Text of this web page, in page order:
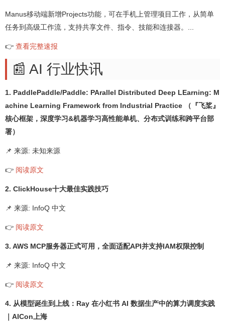
Manus移动端新增Projects功能，可在手机上管理项目工作，从简单
任务到高级工作流，支持共享文件、指令、技能和连接器。...
👉 查看完整速报
📰 AI 行业快讯
1. PaddlePaddle/Paddle: PArallel Distributed Deep LEarning: M
achine Learning Framework from Industrial Practice （『飞桨』
核心框架，深度学习&机器学习高性能单机、分布式训练和跨平台部
署）
📌 来源: 未知来源
👉 阅读原文
2. ClickHouse十大最佳实践技巧
📌 来源: InfoQ 中文
👉 阅读原文
3. AWS MCP服务器正式可用，全面适配API并支持IAM权限控制
📌 来源: InfoQ 中文
👉 阅读原文
4. 从模型诞生到上线：Ray 在小红书 AI 数据生产中的算力调度实践
｜AICon上海